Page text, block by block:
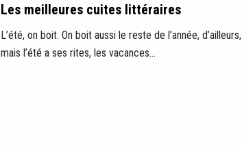
Les meilleures cuites littéraires
L’été, on boit. On boit aussi le reste de l’année, d’ailleurs,
mais l’été a ses rites, les vacances...